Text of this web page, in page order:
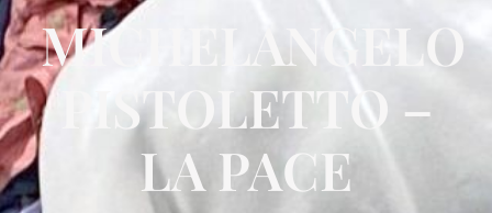
MICHELANGELO
PISTOLETTO –
LA PACE